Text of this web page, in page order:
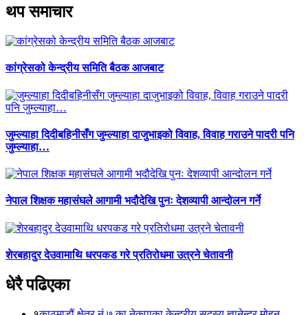
थप समाचार
कांग्रेसको केन्द्रीय समिति बैठक आजबाट
जुम्ल्याहा दिदीबहिनीसँग जुम्ल्याहा दाजुभाइको विवाह, विवाह गराउने पादरी पनि
जुम्ल्याहा…
नेपाल शिक्षक महासंघले आगामी भदौदेखि पुनः देशव्यापी आन्दोलन गर्ने
शेरबहादुर देउवामाथि धरपकड गरे प्रतिरोधमा उत्रने चेतावनी
धेरै पढिएका